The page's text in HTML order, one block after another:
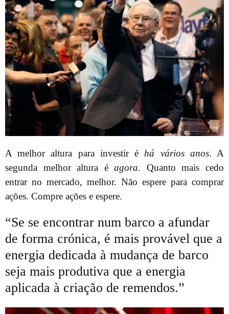
A melhor altura para investir é há vários anos. A
segunda melhor altura éagora. Quanto mais cedo
entrar no mercado, melhor. Não espere para comprar
ações. Compre ações e espere.
“Se se encontrar num barco a afundar
de forma crónica, é mais provável que a
energia dedicada à mudança de barco
seja mais produtiva que a energia
aplicada à criação de remendos.”